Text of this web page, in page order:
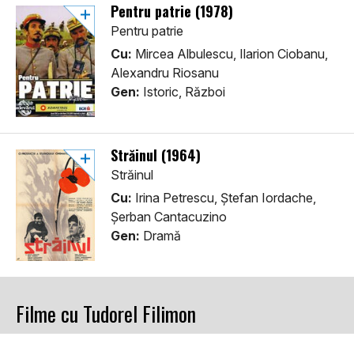
Pentru patrie (1978)
Pentru patrie
Cu: Mircea Albulescu, Ilarion Ciobanu,
Alexandru Riosanu
Gen: Istoric, Război
Străinul (1964)
Străinul
Cu: Irina Petrescu, Ștefan Iordache,
Șerban Cantacuzino
Gen: Dramă
Filme cu Tudorel Filimon